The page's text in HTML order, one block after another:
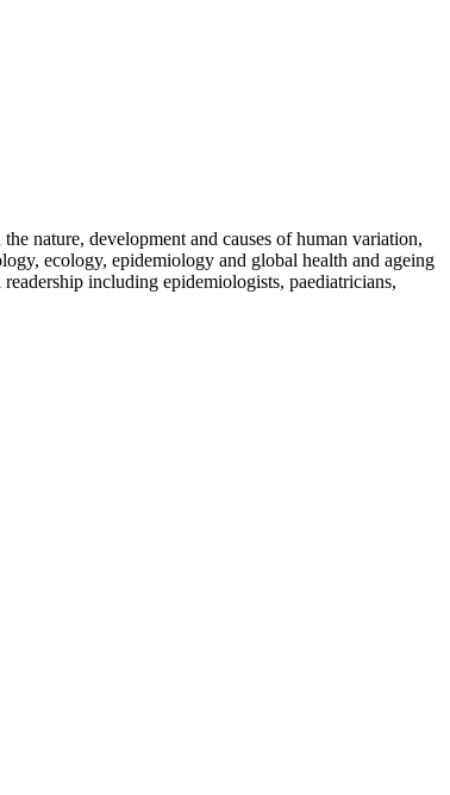
nature, development and causes of human variation,
ecology, epidemiology and global health and ageing
including epidemiologists, paediatricians,